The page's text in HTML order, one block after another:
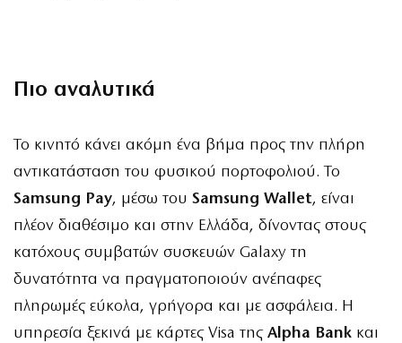
Πιο αναλυτικά
Το κινητό κάνει ακόμη ένα βήμα προς την πλήρη
αντικατάσταση του φυσικού πορτοφολιού. Το
Samsung Pay, μέσω του Samsung Wallet, είναι
πλέον διαθέσιμο και στην Ελλάδα, δίνοντας στους
κατόχους συμβατών συσκευών Galaxy τη
δυνατότητα να πραγματοποιούν ανέπαφες
πληρωμές εύκολα, γρήγορα και με ασφάλεια. Η
υπηρεσία ξεκινά με κάρτες Visa της Alpha Bank και